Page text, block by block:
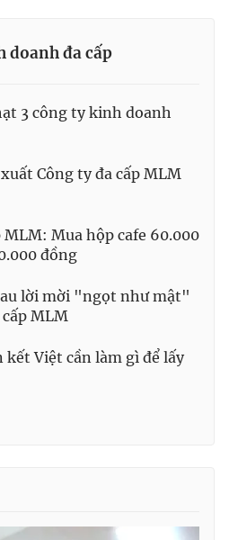
Podcast
Infographic
Bất động sản
English
doanh đa cấp
3 công ty kinh doanh
Công ty đa cấp MLM
MLM: Mua hộp cafe 60.000
đồng
lời mời "ngọt như mật"
MLM
kết Việt cần làm gì để lấy